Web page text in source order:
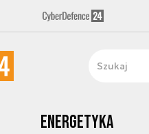
Energetyka